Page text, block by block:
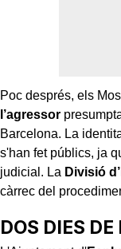
Poc després, els
l’agressor
Barcelona. La
s'han fet públics, ja
judicial. La Divisió
càrrec del
DOS DIES